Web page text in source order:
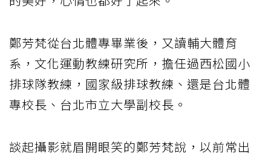
鄭芳梵從台北體專畢業後，又讀輔大體育
系，文化運動教練研究所，擔任過西松國小
排球隊教練，國家級排球教練、還是台北體
專校長、台北市立大學副校長。
談起攝影就眉開眼笑的鄭芳梵說，以前常出